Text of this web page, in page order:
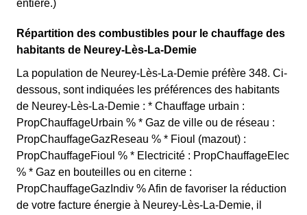
entière.)
Répartition des combustibles pour le chauffage des
habitants de Neurey-Lès-La-Demie
La population de Neurey-Lès-La-Demie préfère 348. Ci-
dessous, sont indiquées les préférences des habitants
de Neurey-Lès-La-Demie : * Chauffage urbain :
PropChauffageUrbain % * Gaz de ville ou de réseau :
PropChauffageGazReseau % * Fioul (mazout) :
PropChauffageFioul % * Electricité : PropChauffageElec
% * Gaz en bouteilles ou en citerne :
PropChauffageGazIndiv % Afin de favoriser la réduction
de votre facture énergie à Neurey-Lès-La-Demie, il